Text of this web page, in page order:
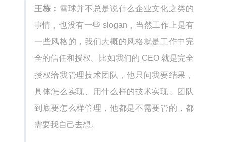
王栋： 雪球并不总是说什么企业文化之类的
事情，也没有一些 slogan，当然工作上是有
一些风格的，我们大概的风格就是工作中完
全的信任和授权。比如我们的 CEO 就是完全
授权给我管理技术团队，他只问我要结果，
具体怎么实现、用什么样的技术实现、团队
到底要怎么样管理，他都是不需要管的，都
需要我自己去想。